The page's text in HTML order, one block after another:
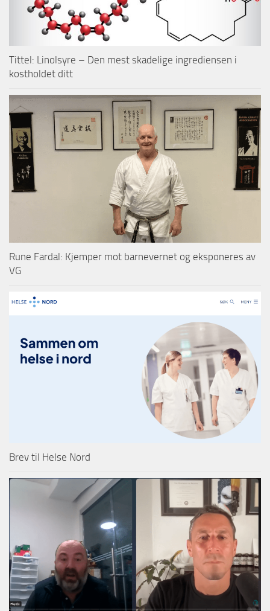
Tittel: Linolsyre – Den mest skadelige ingrediensen i
kostholdet ditt
Rune Fardal: Kjemper mot barnevernet og eksponeres av
VG
Brev til Helse Nord